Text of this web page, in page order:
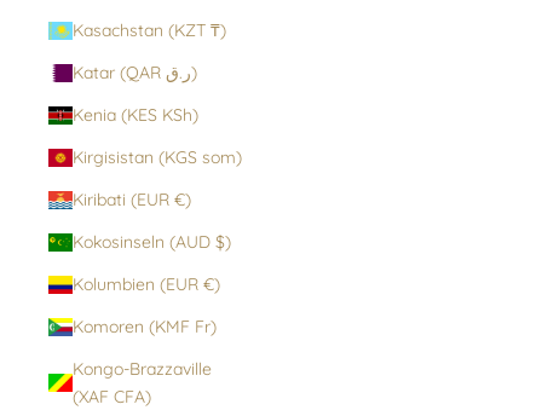
Kasachstan (KZT ₸)
Katar (QAR ر.ق)
Kenia (KES KSh)
Kirgisistan (KGS som)
Kiribati (EUR €)
Kokosinseln (AUD $)
Kolumbien (EUR €)
Komoren (KMF Fr)
Kongo-Brazzaville
(XAF CFA)